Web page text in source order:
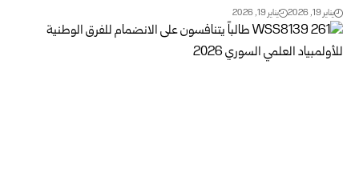
يناير 19, 2026 يناير 19, 2026